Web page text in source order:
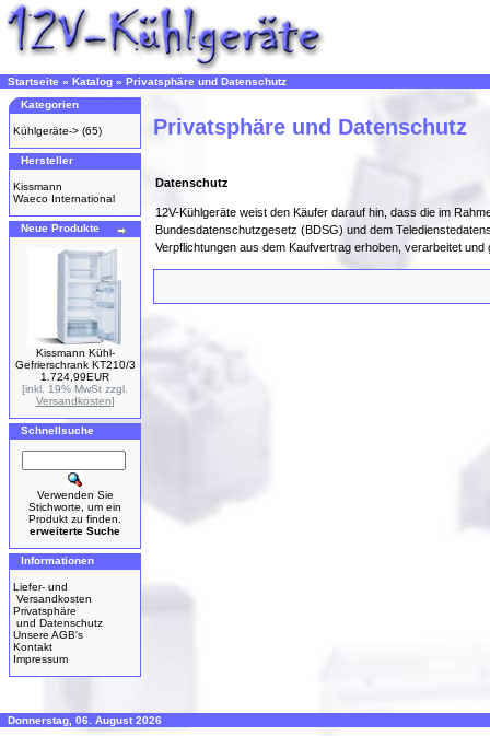
Startseite » Katalog » Privatsphäre und Datenschutz
Kategorien
Kühlgeräte-> (65)
Hersteller
Kissmann
Waeco International
Neue Produkte
Kissmann Kühl-
Gefrierschrank KT210/3
1.724,99EUR
[inkl. 19% MwSt zzgl.
Versandkosten]
Schnellsuche
Verwenden Sie
Stichworte, um ein
Produkt zu finden.
erweiterte Suche
Informationen
Liefer- und
Versandkosten
Privatsphäre
und Datenschutz
Unsere AGB's
Kontakt
Impressum
Privatsphäre und Datenschutz
Datenschutz
12V-Kühlgeräte weist den Käufer darauf hin, dass die im
Bundesdatenschutzgesetz (BDSG) und dem
Verpflichtungen aus dem Kaufvertrag erhoben, verarbeitet und
Donnerstag, 06. August 2026